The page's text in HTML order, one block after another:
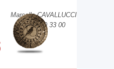
Marcello CAVALLUCCI
06 69 99 33 00